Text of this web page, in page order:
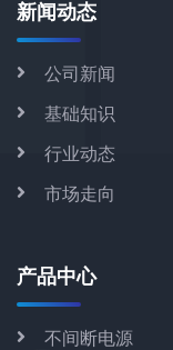
新闻动态
公司新闻
基础知识
行业动态
市场走向
产品中心
不间断电源